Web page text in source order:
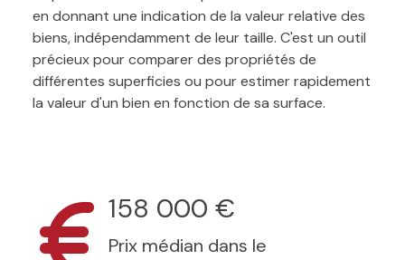
en donnant une indication de la valeur relative des
biens, indépendamment de leur taille. C'est un outil
précieux pour comparer des propriétés de
différentes superficies ou pour estimer rapidement
la valeur d'un bien en fonction de sa surface.
158 000 €
Prix médian dans le